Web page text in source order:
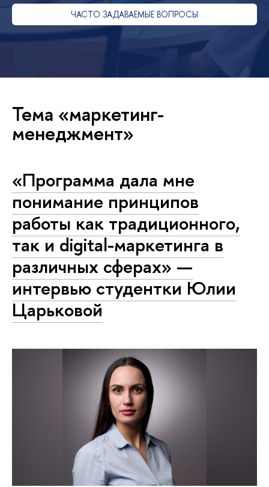
ЧАСТО ЗАДАВАЕМЫЕ ВОПРОСЫ
Тема «маркетинг-
менеджмент»
«Программа дала мне
понимание принципов
работы как традиционного,
так и digital-маркетинга в
различных сферах» —
интервью студентки Юлии
Царьковой